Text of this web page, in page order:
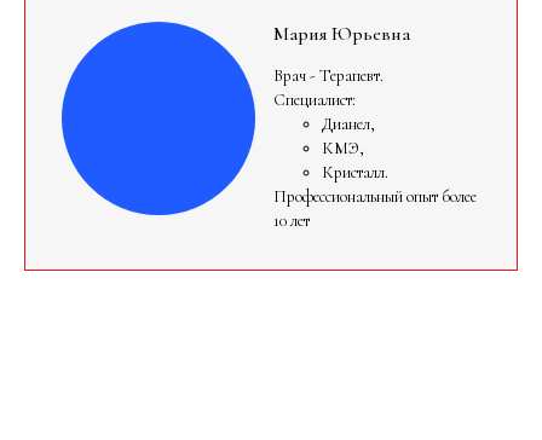
Мария Юрьевна
Врач - Терапевт.
Специалист:
Дианел,
КМЭ,
Кристалл.
Профессиональный опыт более
10 лет